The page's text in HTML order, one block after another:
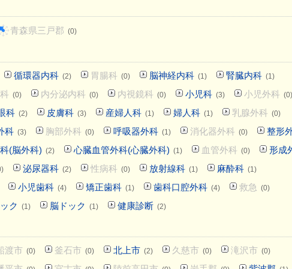
青森県三戸郡 (0)
循環器内科 (2) 胃腸科 (0) 脳神経内科 (1) 腎臓内科 (1)
(0) 内分泌内科 (0) 内視鏡科 (0) 小児科 (3) 小児外科 (0)
科 (2) 皮膚科 (3) 産婦人科 (1) 婦人科 (1) 乳腺外科 (0)
科 (3) 胸部外科 (0) 呼吸器外科 (1) 消化器外科 (0) 整形
(脳外科) (2) 心臓血管外科(心臓外科) (1) 血管外科 (0) 形成
泌尿器科 (2) 性病科 (0) 放射線科 (1) 麻酔科 (1)
小児歯科 (4) 矯正歯科 (1) 歯科口腔外科 (4) 救急 (0)
ク (1) 脳ドック (1) 健康診断 (2)
渡市 (0) 釜石市 (0) 北上市 (2) 久慈市 (0) 滝沢市 (0)